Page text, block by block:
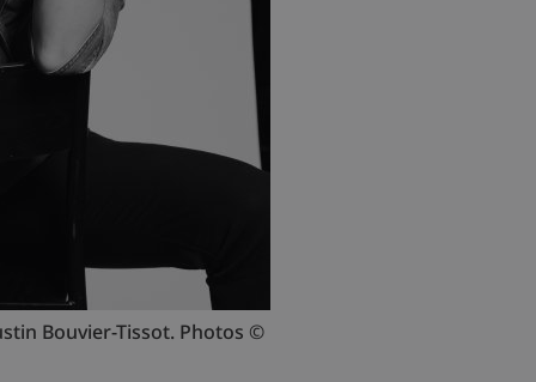
Bouvier-Tissot. Photos ©